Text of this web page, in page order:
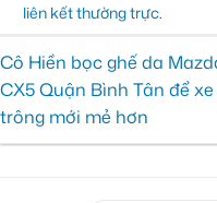
liên kết thường trực
Cô Hiền bọc ghế da
CX5 Quận Bình Tân để xe
trông mới mẻ hơn